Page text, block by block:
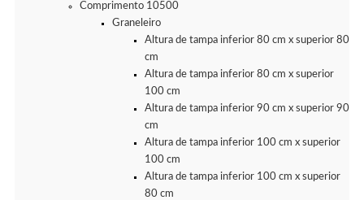
Comprimento 10500
Graneleiro
Altura de tampa inferior 80 cm x superior 80
cm
Altura de tampa inferior 80 cm x superior
100 cm
Altura de tampa inferior 90 cm x superior 90
cm
Altura de tampa inferior 100 cm x superior
100 cm
Altura de tampa inferior 100 cm x superior
80 cm